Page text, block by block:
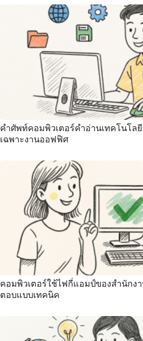
คําศัพท์คอมพิวเตอร์คําอ่านเทคโนโล
เฉพาะงานออฟฟิศ
คอมพิวเตอร์ใช้ไฟกี่แอมป์ของสำนักง
ตอบแบบเทคนิค